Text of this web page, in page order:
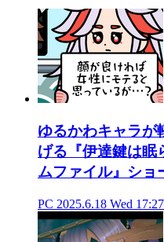
ゆるかわキャラが
げる『伊達鍵は眠
ムファイル』ショ
PC 2025.6.18 Wed 17:27